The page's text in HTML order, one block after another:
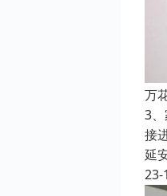
万
3
接
延
23-